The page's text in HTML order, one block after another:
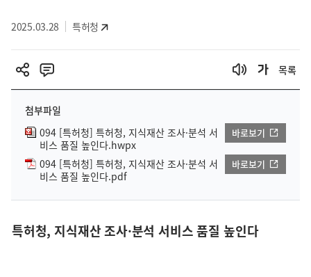
2025.03.28 특허청
목록
첨부파일
094 [특허청] 특허청, 지식재산 조사·분석 서
비스 품질 높인다.hwpx
바로보기
094 [특허청] 특허청, 지식재산 조사·분석 서
비스 품질 높인다.pdf
바로보기
특허청, 지식재산 조사·분석 서비스 품질 높인다